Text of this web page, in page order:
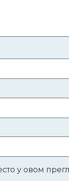
у овом